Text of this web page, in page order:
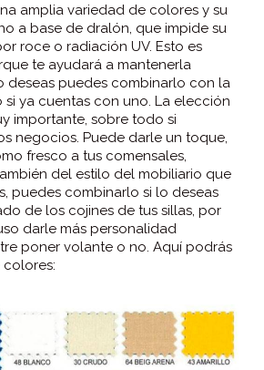
amplia variedad de colores y su
a base de dralón, que impide su
roce o radiación UV. Esto es
te ayudará a mantenerla
deseas puedes combinarlo con la
ya cuentas con uno. La elección
importante, sobre todo si
negocios. Puede darle un toque,
fresco a tus comensales,
del estilo del mobiliario que
puedes combinarlo si lo deseas
de los cojines de tus sillas, por
darle más personalidad
poner volante o no. Aquí podrás
colores: